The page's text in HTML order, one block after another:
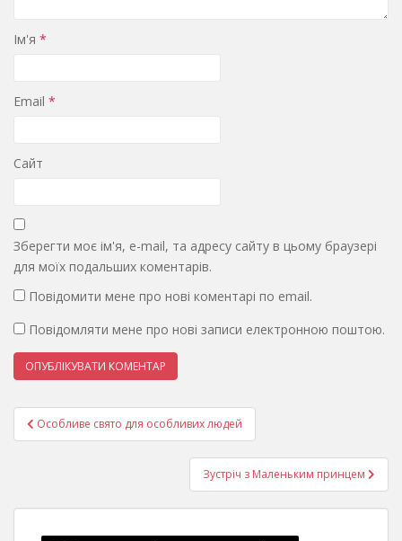
Ім'я *
Email *
Сайт
Зберегти моє ім'я, e-mail, та адресу сайту в цьому браузері
для моїх подальших коментарів.
Повідомити мене про нові коментарі по email.
Повідомляти мене про нові записи електронною поштою.
Навігація
записів
Особливе свято для особливих людей
Зустріч з Маленьким принцем